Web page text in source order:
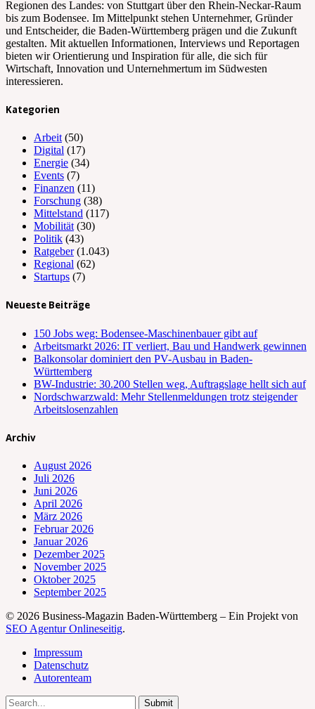
Regionen des Landes: von Stuttgart über den Rhein-Neckar-Raum
bis zum Bodensee. Im Mittelpunkt stehen Unternehmer, Gründer
und Entscheider, die Baden-Württemberg prägen und die Zukunft
gestalten. Mit aktuellen Informationen, Interviews und Reportagen
bieten wir Orientierung und Inspiration für alle, die sich für
Wirtschaft, Innovation und Unternehmertum im Südwesten
interessieren.
Kategorien
Arbeit (50)
Digital (17)
Energie (34)
Events (7)
Finanzen (11)
Forschung (38)
Mittelstand (117)
Mobilität (30)
Politik (43)
Ratgeber(1.043)
Regional (62)
Startups (7)
Neueste Beiträge
150 Jobs weg: Bodensee-Maschinenbauer gibt auf
Arbeitsmarkt 2026: IT verliert, Bau und Handwerk gewinnen
Balkonsolar dominiert den PV-Ausbau in Baden-
Württemberg
BW-Industrie: 30.200 Stellen weg, Auftragslage hellt sich auf
Nordschwarzwald: Mehr Stellenmeldungen trotz steigender
Arbeitslosenzahlen
Archiv
August 2026
Juli 2026
Juni 2026
April 2026
März 2026
Februar 2026
Januar 2026
Dezember 2025
November 2025
Oktober 2025
September 2025
© 2026 Business-Magazin Baden-Württemberg – Ein Projekt von
SEO Agentur Onlineseitig.
Impressum
Datenschutz
Autorenteam
Submit